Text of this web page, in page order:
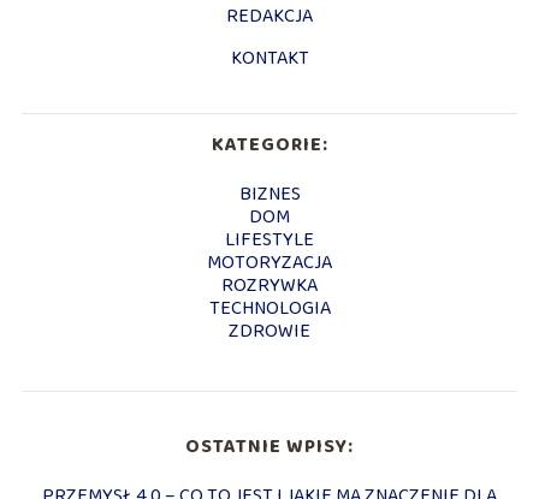
REDAKCJA
KONTAKT
KATEGORIE:
BIZNES
DOM
LIFESTYLE
MOTORYZACJA
ROZRYWKA
TECHNOLOGIA
ZDROWIE
OSTATNIE WPISY: